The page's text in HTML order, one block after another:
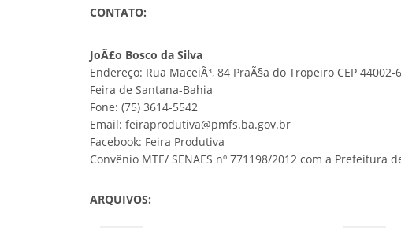
CONTATO:
JoÃ£o Bosco da Silva
Endereço: Rua MaceiÃ³, 84 PraÃ§a do Tropeiro CEP 44002-
Feira de Santana-Bahia
Fone: (75) 3614-5542
Email: feiraprodutiva@pmfs.ba.gov.br
Facebook: Feira Produtiva
Convênio MTE/ SENAES nº 771198/2012 com a Prefeitura
ARQUIVOS: